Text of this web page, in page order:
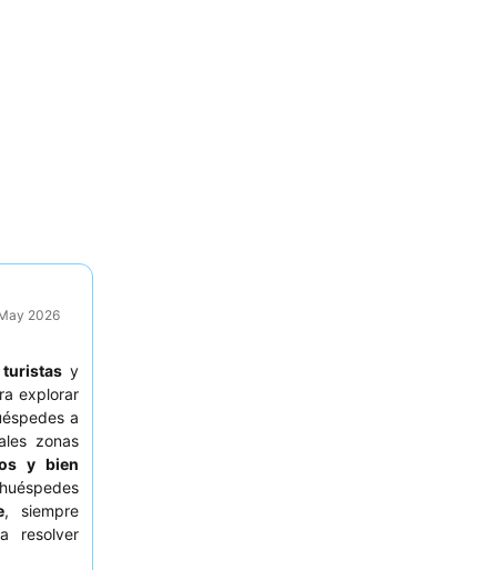
2026
turistasy
explorar
a
zonas
y bien
, siempre
resolver